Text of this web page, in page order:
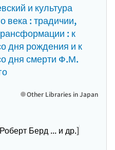
и культура
века : традичии,
: к
дня рождения и к
дня смерти Ф.М.
Берд ... и др.]
Other Libraries in Japan